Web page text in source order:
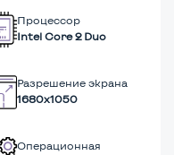
Процессор
Intel Core 2 Duo
Разрешение экрана
1680x1050
Операционная